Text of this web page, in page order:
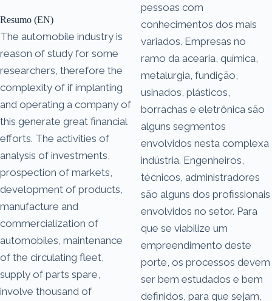
Resumo (EN)
The automobile industry is
reason of study for some
researchers, therefore the
complexity of if implanting
and operating a company of
this generate great financial
efforts. The activities of
analysis of investments,
prospection of markets,
development of products,
manufacture and
commercialization of
automobiles, maintenance
of the circulating fleet,
supply of parts spare,
involve thousand of
pessoas com
conhecimentos dos mais
variados. Empresas no
ramo da acearia, química,
metalurgia, fundição,
usinados, plásticos,
borrachas e eletrônica são
alguns segmentos
envolvidos nesta complexa
indústria. Engenheiros,
técnicos, administradores
são alguns dos profissionais
envolvidos no setor. Para
que se viabilize um
empreendimento deste
porte, os processos devem
ser bem estudados e bem
definidos, para que sejam,